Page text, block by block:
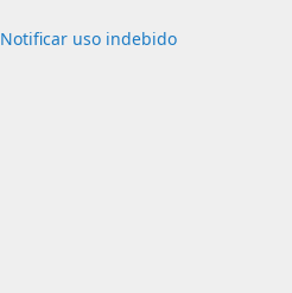
Notificar uso indebido